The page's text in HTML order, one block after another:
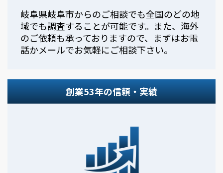
岐阜県岐阜市からのご相談でも全国のどの地
域でも調査することが可能です。また、海外
のご依頼も承っておりますので、まずはお電
話かメールでお気軽にご相談下さい。
創業53年の信頼・実績